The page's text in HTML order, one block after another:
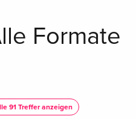
Formate
91 Treffer anzeigen